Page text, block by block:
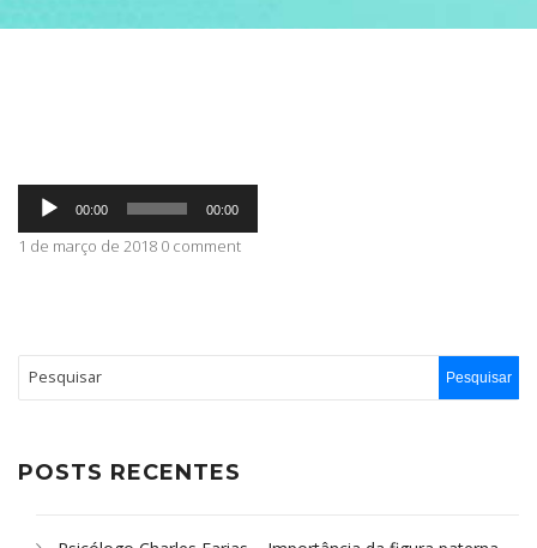
CONTATO
Tocador
áudio
00:00 00:00
1 de março de 2018 0 comment
POSTS RECENTES